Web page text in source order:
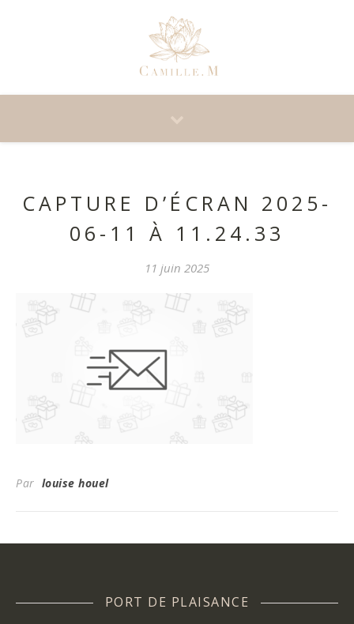
CAPTURE D’ÉCRAN 2025-
06-11 À 11.24.33
11 juin 2025
Par louise houel
PORT DE PLAISANCE